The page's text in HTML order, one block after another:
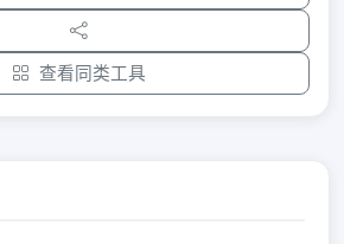
查看同类工具